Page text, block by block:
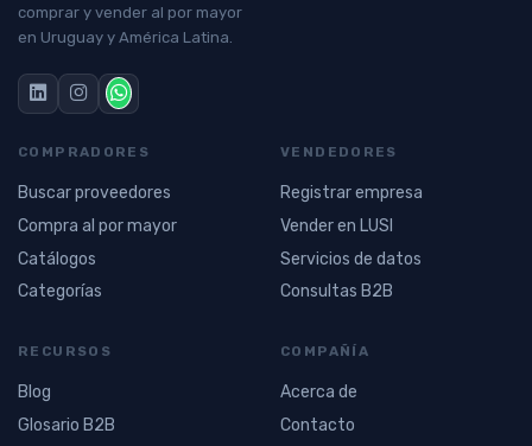
comprar y vender al por mayor
en Uruguay y América Latina.
COMPRADORES
Buscar proveedores
Compra al por mayor
Catálogos
Categorías
VENDEDORES
Registrar empresa
Vender en LUSI
Servicios de datos
Consultas B2B
RECURSOS
Blog
Glosario B2B
COMPAÑÍA
Acerca de
Contacto